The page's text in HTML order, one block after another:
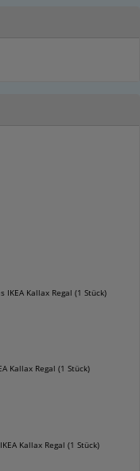
Kallax Regal (1 Stück)
Kallax Regal (1 Stück)
Kallax Regal (1 Stück)